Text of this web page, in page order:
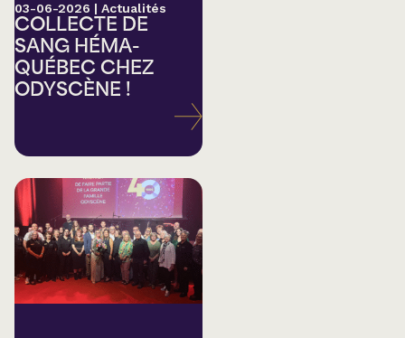
03-06-2026 | Actualités
COLLECTE DE
SANG HÉMA-
QUÉBEC CHEZ
ODYSCÈNE !